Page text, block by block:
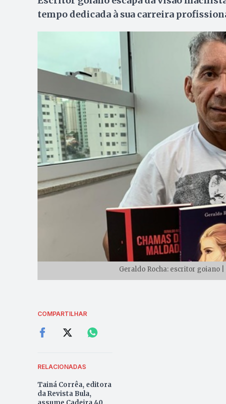
tempo dedicada à sua carreira
Geraldo Rocha: escritor goiano
COMPARTILHAR
RELACIONADAS
Tainá Corrêa, editora
da Revista Bula,